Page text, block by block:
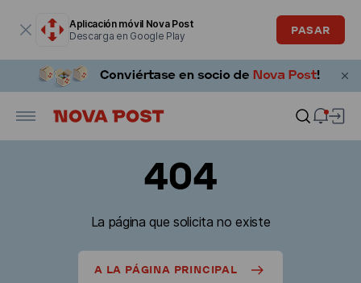
Aplicación móvil Nova Post
Descarga en Google Play
PASAR
404
La página que solicita no existe
A LA PÁGINA PRINCIPAL